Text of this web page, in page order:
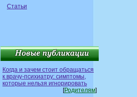
Статьи
Когда и зачем стоит обращаться
к врачу-психиатру: симптомы,
которые нельзя игнорировать
[Родителям]